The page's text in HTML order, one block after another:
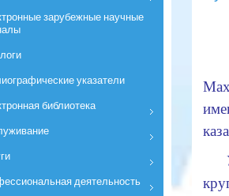
У.
зарубежные научные
указатели
библиотека
деятельность